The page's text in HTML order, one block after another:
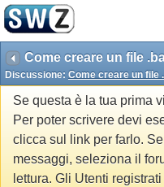
Come creare un file
Discussione: Come creare un file
Se questa è la tua prima
Per poter scrivere devi
clicca sul link per farlo.
messaggi, seleziona il
lettura. Gli Utenti